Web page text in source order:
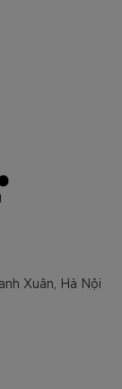
Xuân, Hà Nội